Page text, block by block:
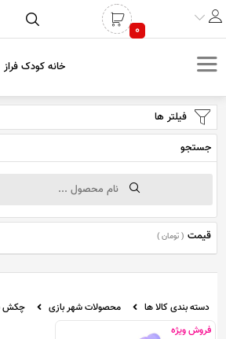
0
خانه کودک فراز
فیلتر ها
جستجو
قیمت ( تومان )
دسته بندی کالا ها محصولات شهر بازی
چکش
فروش ویژه